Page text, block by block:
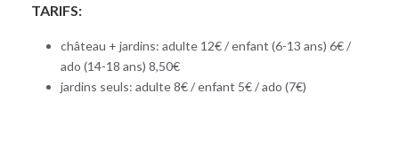
TARIFS:
château + jardins: adulte 12€ / enfant (6-13 ans) 6€ /
ado (14-18 ans) 8,50€
jardins seuls: adulte 8€ / enfant 5€ / ado (7€)